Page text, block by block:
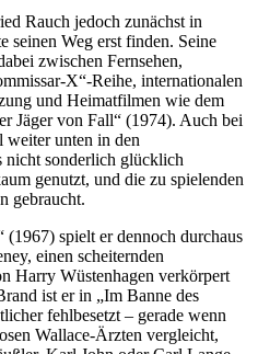
Rauch jedoch zunächst in
seinen Weg erst finden. Seine
zwischen Fernsehen,
X“-Reihe, internationalen
und Heimatfilmen wie dem
Jäger von Fall“ (1974). Auch bei
weiter unten in den
nicht sonderlich glücklich
genutzt, und die zu spielenden
gebraucht.
spielt er dennoch durchaus
einen scheiternden
Harry Wüstenhagen verkörpert
ist er in „Im Banne des
fehlbesetzt – gerade wenn
Wallace-Ärzten vergleicht,